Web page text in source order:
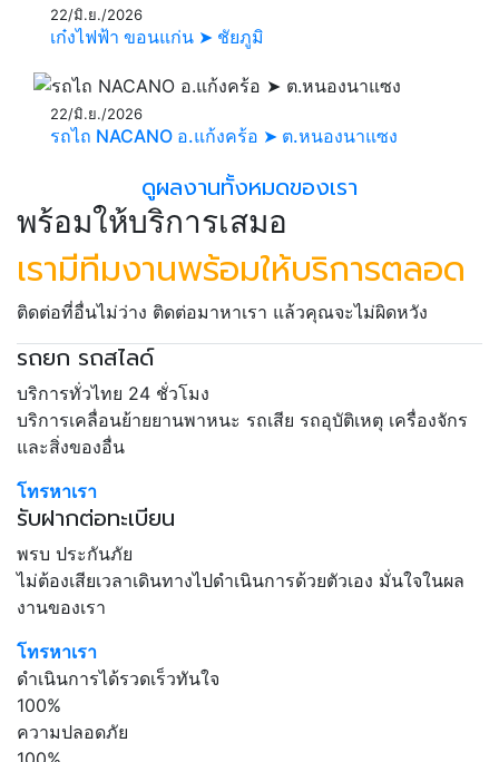
22/มิ.ย./2026
เก๋งไฟฟ้า ขอนแก่น ➤ ชัยภูมิ
22/มิ.ย./2026
รถไถ NACANO อ.แก้งคร้อ ➤ ต.หนองนาแซง
ดูผลงานทั้งหมดของเรา
พร้อมให้บริการเสมอ
เรามีทีมงานพร้อมให้บริการตลอด
ติดต่อที่อื่นไม่ว่าง ติดต่อมาหาเรา แล้วคุณจะไม่ผิดหวัง
รถยก รถสไลด์
บริการทั่วไทย 24 ชั่วโมง
บริการเคลื่อนย้ายยานพาหนะ รถเสีย รถอุบัติเหตุ เครื่องจักร
และสิ่งของอื่น
โทรหาเรา
รับฝากต่อทะเบียน
พรบ ประกันภัย
ไม่ต้องเสียเวลาเดินทางไปดำเนินการด้วยตัวเอง มั่นใจในผล
งานของเรา
โทรหาเรา
ดำเนินการได้รวดเร็วทันใจ
100%
ความปลอดภัย